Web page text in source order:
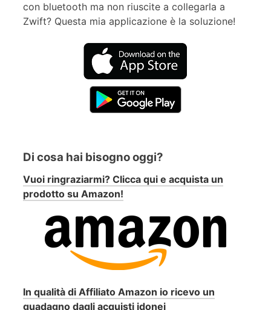
con bluetooth ma non riuscite a collegarla a
Zwift? Questa mia applicazione è la soluzione!
Di cosa hai bisogno oggi?
Vuoi ringraziarmi? Clicca qui e acquista un
prodotto su Amazon!
In qualità di Affiliato Amazon io ricevo un
guadagno dagli acquisti idonei